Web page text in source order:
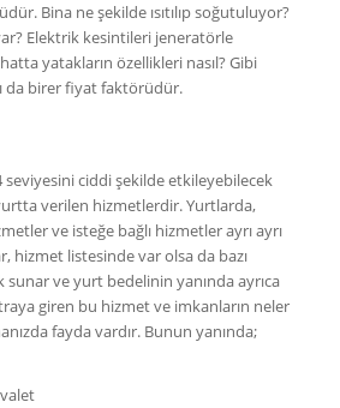
Bina ne şekilde ısıtılıp soğutuluyor?
Elektrik kesintileri jeneratörle
yatakların özellikleri nasıl? Gibi
da birer fiyat faktörüdür.
seviyesini ciddi şekilde etkileyebilecek
verilen hizmetlerdir. Yurtlarda,
ve isteğe bağlı hizmetler ayrı ayrı
hizmet listesinde var olsa da bazı
sunar ve yurt bedelinin yanında ayrıca
giren bu hizmet ve imkanların neler
fayda vardır. Bunun yanında;